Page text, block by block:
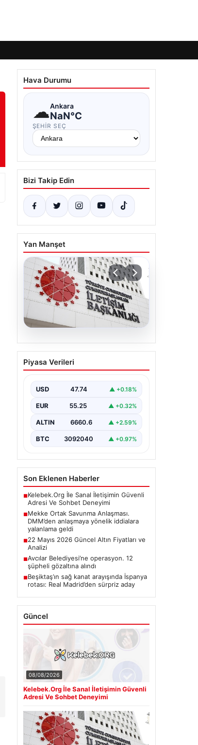
Hava Durumu
☁Ankara
NaN°C
ŞEHIR SEÇ
Bizi Takip Edin
Yan Manşet
07.08.2026
Mekke Ortak Savunma
Anlaşması. DMM’den
iddialara yalanlama geldi
Piyasa Verileri
USD 47.74 ▲ +0.18%
EUR 55.25 ▲ +0.32%
ALTIN 6660.6 ▲ +2.59%
BTC 3092040 ▲ +0.97%
Son Eklenen Haberler
■Kelebek.Org İle Sanal İletişimin Güvenli
Adresi Ve Sohbet Deneyimi
■Mekke Ortak Savunma Anlaşması.
DMM’den anlaşmaya yönelik iddialara
yalanlama geldi
■22 Mayıs 2026 Güncel Altın Fiyatları ve
Analizi
■Avcılar Belediyesi’ne operasyon. 12
şüpheli gözaltına alındı
■Beşiktaş’ın sağ kanat arayışında İspanya
rotası: Real Madrid’den sürpriz aday
Güncel
08/08/2026
Kelebek.Org İle Sanal İletişimin Güvenli
Adresi Ve Sohbet Deneyimi